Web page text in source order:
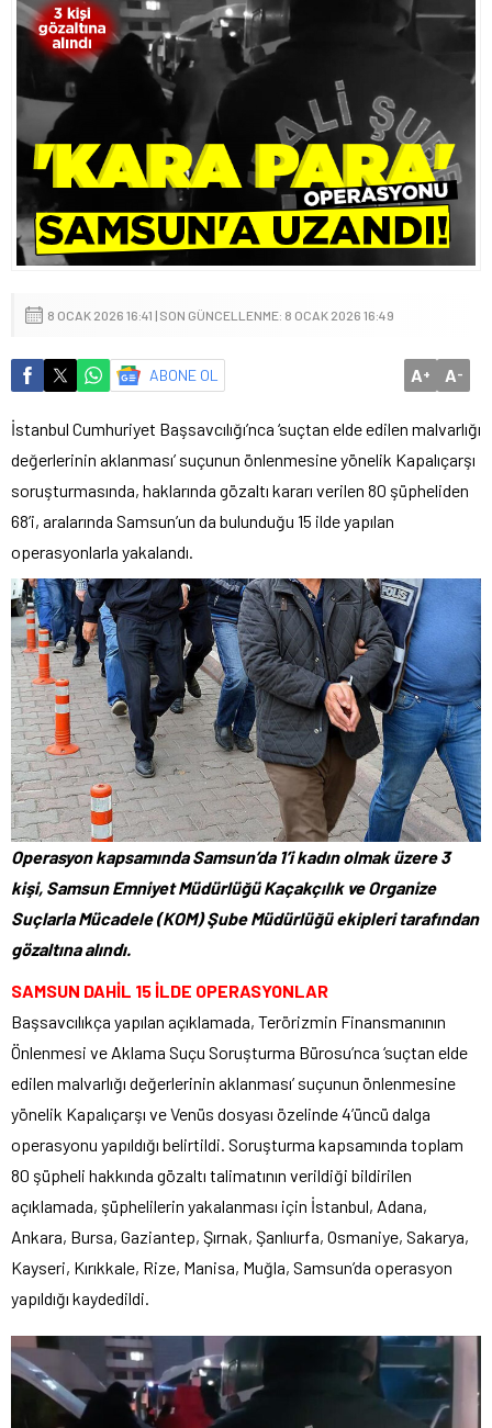
8 OCAK 2026 16:41 | SON GÜNCELLENME: 8 OCAK 2026 16:49
ABONE OL A+ A-
İstanbul Cumhuriyet Başsavcılığı’nca ‘suçtan elde edilen malvarlığı
değerlerinin aklanması’ suçunun önlenmesine yönelik Kapalıçarşı
soruşturmasında, haklarında gözaltı kararı verilen 80 şüpheliden
68’i, aralarında Samsun’un da bulunduğu 15 ilde yapılan
operasyonlarla yakalandı.
Operasyon kapsamında Samsun’da 1’i kadın olmak üzere 3
kişi, Samsun Emniyet Müdürlüğü Kaçakçılık ve Organize
Suçlarla Mücadele (KOM) Şube Müdürlüğü ekipleri tarafından
gözaltına alındı.
SAMSUN DAHİL 15 İLDE OPERASYONLAR
Başsavcılıkça yapılan açıklamada, Terörizmin Finansmanının
Önlenmesi ve Aklama Suçu Soruşturma Bürosu’nca ‘suçtan elde
edilen malvarlığı değerlerinin aklanması’ suçunun önlenmesine
yönelik Kapalıçarşı ve Venüs dosyası özelinde 4’üncü dalga
operasyonu yapıldığı belirtildi. Soruşturma kapsamında toplam
80 şüpheli hakkında gözaltı talimatının verildiği bildirilen
açıklamada, şüphelilerin yakalanması için İstanbul, Adana,
Ankara, Bursa, Gaziantep, Şırnak, Şanlıurfa, Osmaniye, Sakarya,
Kayseri, Kırıkkale, Rize, Manisa, Muğla, Samsun’da operasyon
yapıldığı kaydedildi.